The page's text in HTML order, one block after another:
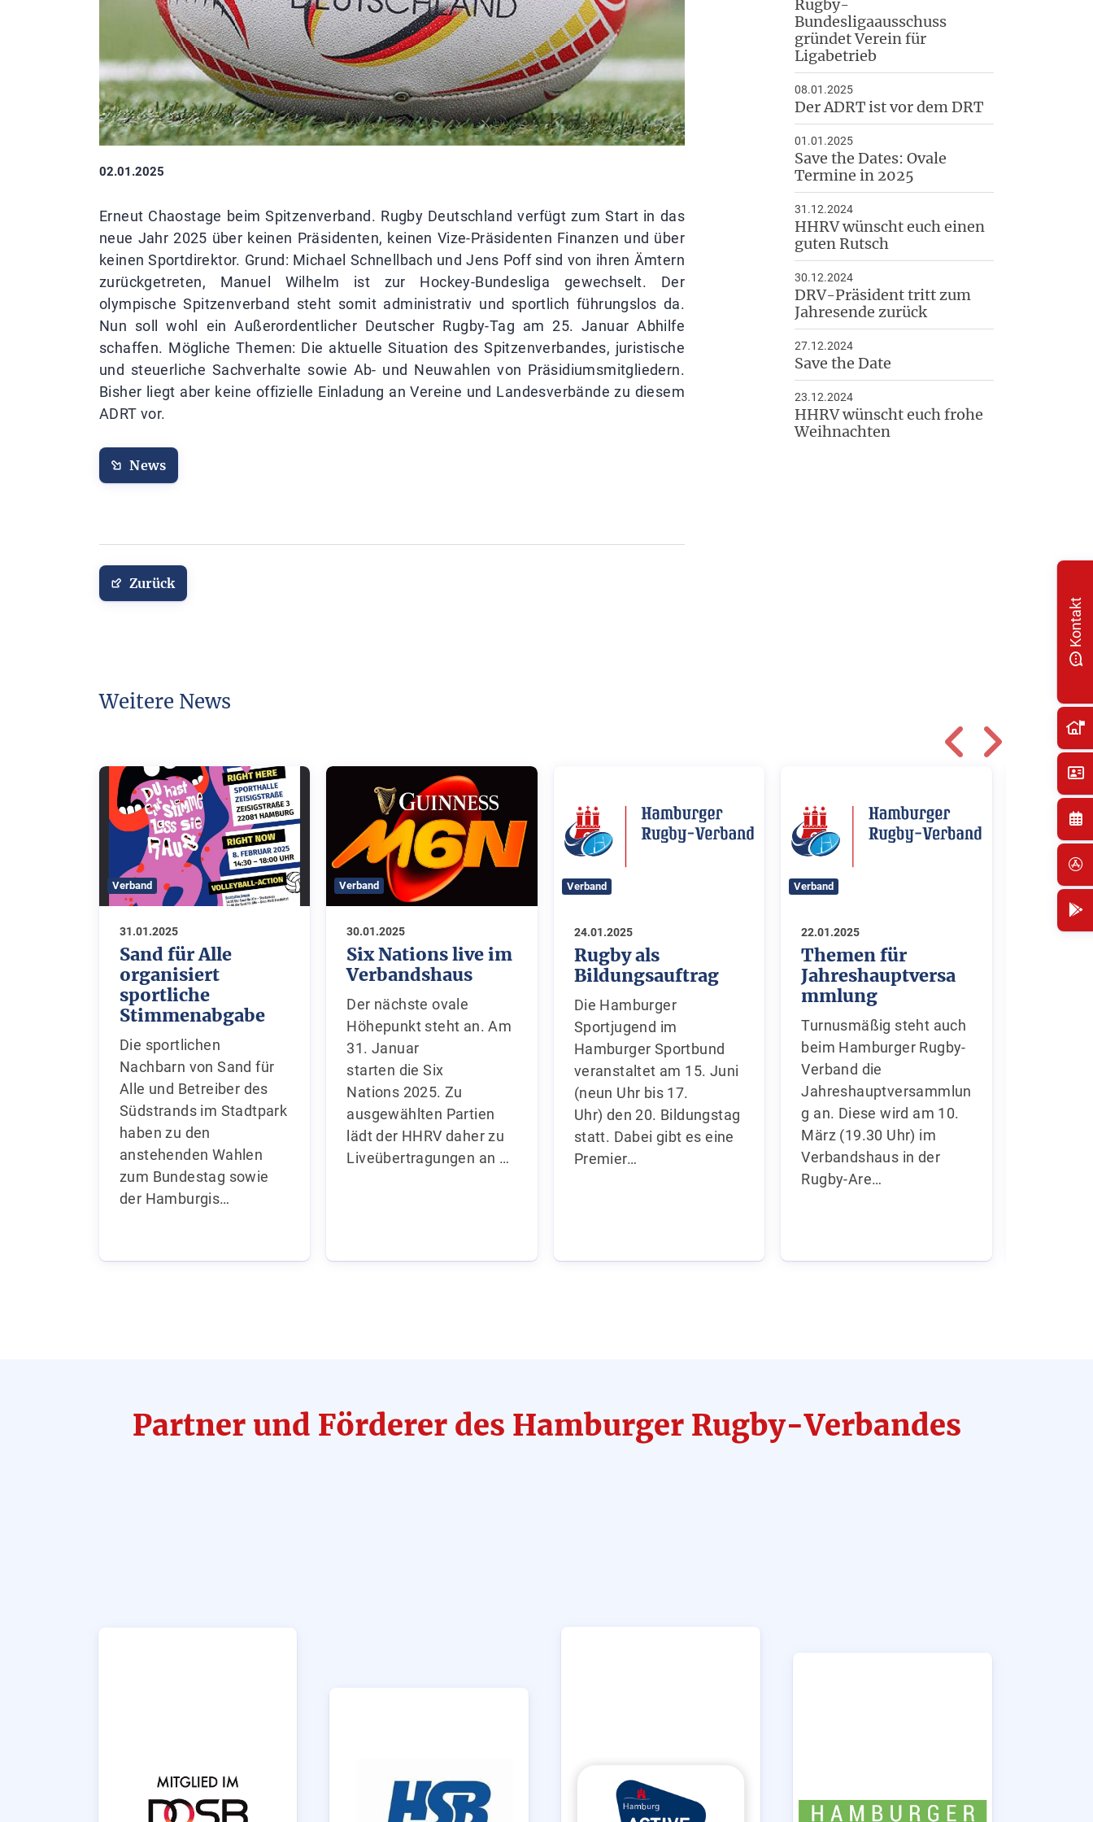
02.01.2025
Erneut Chaostage beim Spitzenverband. Rugby Deutschland verfügt zum Start in das
neue Jahr 2025 über keinen Präsidenten, keinen Vize-Präsidenten Finanzen und über
keinen Sportdirektor. Grund: Michael Schnellbach und Jens Poff sind von ihren Ämtern
zurückgetreten, Manuel Wilhelm ist zur Hockey-Bundesliga gewechselt. Der
olympische Spitzenverband steht somit administrativ und sportlich führungslos da.
Nun soll wohl ein Außerordentlicher Deutscher Rugby-Tag am 25. Januar Abhilfe
schaffen. Mögliche Themen: Die aktuelle Situation des Spitzenverbandes, juristische
und steuerliche Sachverhalte sowie Ab- und Neuwahlen von Präsidiumsmitgliedern.
Bisher liegt aber keine offizielle Einladung an Vereine und Landesverbände zu diesem
ADRT vor.
News
Zurück
Rugby-
Bundesligaausschuss
gründet Verein für
Ligabetrieb
08.01.2025
Der ADRT ist vor dem DRT
01.01.2025
Save the Dates: Ovale
Termine in 2025
31.12.2024
HHRV wünscht euch einen
guten Rutsch
30.12.2024
DRV-Präsident tritt zum
Jahresende zurück
27.12.2024
Save the Date
23.12.2024
HHRV wünscht euch frohe
Weihnachten
Weitere News
Verband
31.01.2025
Sand für Alle
organisiert
sportliche
Stimmenabgabe
Die sportlichen Nachbarn
von Sand für Alle und
Betreiber des
Südstrands im Stadtpark
haben zu den
anstehenden Wahlen
zum Bundestag sowie
der Hamburgis…
Verband
30.01.2025
Six Nations live im
Verbandshaus
Der nächste ovale
Höhepunkt steht an. Am
31. Januar
starten die Six
Nations 2025. Zu
ausgewählten Partien
lädt der HHRV daher zu
Liveübertragungen an …
Verband
24.01.2025
Rugby als
Bildungsauftrag
Die Hamburger
Sportjugend im
Hamburger Sportbund
veranstaltet am 15. Juni
(neun Uhr bis 17.
Uhr) den 20. Bildungstag
statt. Dabei gibt es eine
Premier…
Verband
22.01.2025
Themen für
Jahreshauptversa
mmlung
Turnusmäßig steht auch
beim Hamburger Rugby-
Verband die
Jahreshauptversammlun
g an. Diese wird am 10.
März (19.30 Uhr) im
Verbandshaus in der
Rugby-Are…
Verband
12.01.2025
Partner und Förderer des Hamburger Rugby-Verbandes
Kontakt